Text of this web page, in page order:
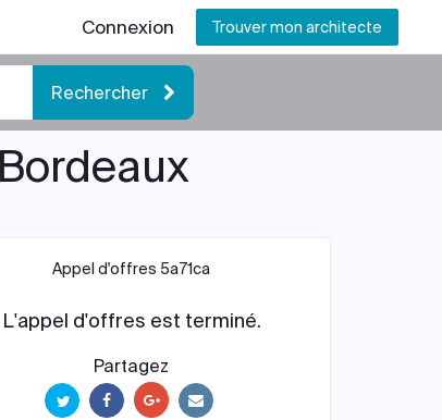
Connexion Trouver mon architecte
Rechercher
Appel d'offres 5a71ca
L'appel d'offres est terminé.
Partagez